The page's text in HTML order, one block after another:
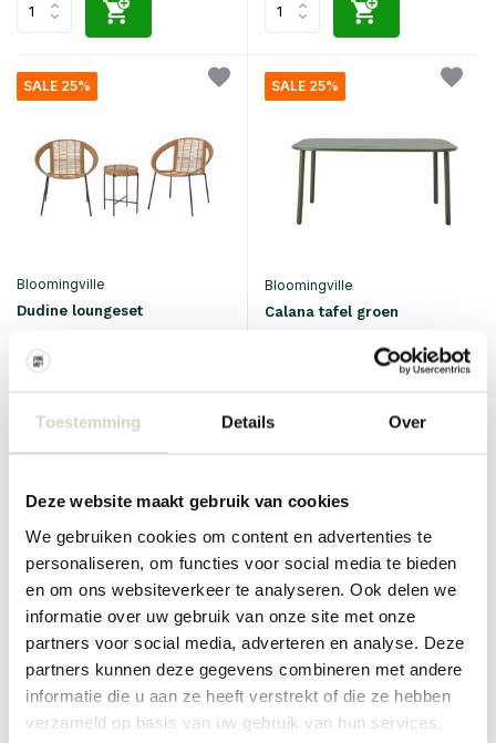
Toestemming Details Over
Deze website maakt gebruik van cookies
We gebruiken cookies om content en advertenties te
personaliseren, om functies voor social media te bieden
en om ons websiteverkeer te analyseren. Ook delen we
informatie over uw gebruik van onze site met onze
partners voor social media, adverteren en analyse. Deze
partners kunnen deze gegevens combineren met andere
informatie die u aan ze heeft verstrekt of die ze hebben
verzameld op basis van uw gebruik van hun services.
SALE 25%
Bloomingville
Dudine loungeset
€419,00
Incl. btw
SALE 25%
Bloomingville
Calana tafel groen
€464,25
SALE 25%
Hubsch
SALE 25%
Hubsch